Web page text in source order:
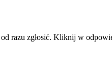
razu zgłosić. Kliknij w